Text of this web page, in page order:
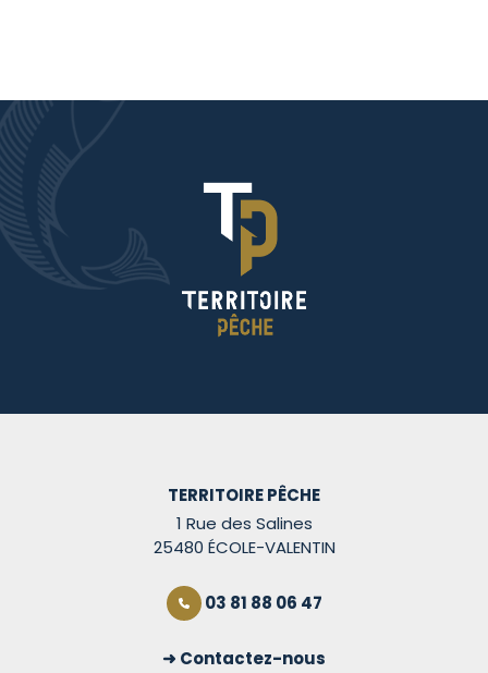
TERRITOIRE PÊCHE
1 Rue des Salines
25480 ÉCOLE-VALENTIN
03 81 88 06 47
Contactez-nous